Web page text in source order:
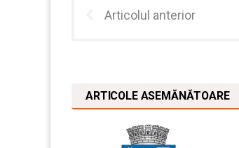
Articolul anterior
ARTICOLE ASEMĂNĂTOARE